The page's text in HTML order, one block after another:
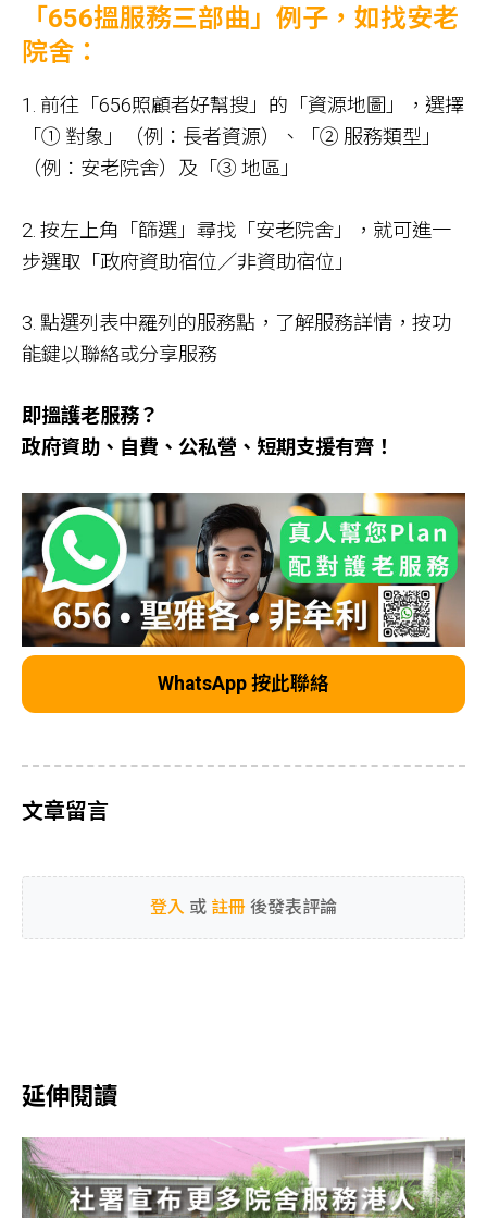
「656搵服務三部曲」例子，如找安老
院舍：
1. 前往「656照顧者好幫搜」的「資源地圖」，選擇
「① 對象」（例：長者資源）、「② 服務類型」
（例：安老院舍）及「③ 地區」
2. 按左上角「篩選」尋找「安老院舍」，就可進一
步選取「政府資助宿位／非資助宿位」
3. 點選列表中羅列的服務點，了解服務詳情，按功
能鍵以聯絡或分享服務
即搵護老服務？
政府資助、自費、公私營、短期支援有齊！
WhatsApp 按此聯絡
文章留言
登入 或 註冊 後發表評論
延伸閱讀​